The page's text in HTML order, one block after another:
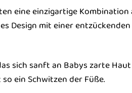
eine einzigartige Kombination
Design mit einer
sich sanft an Babys zarte
ein Schwitzen der Füße.